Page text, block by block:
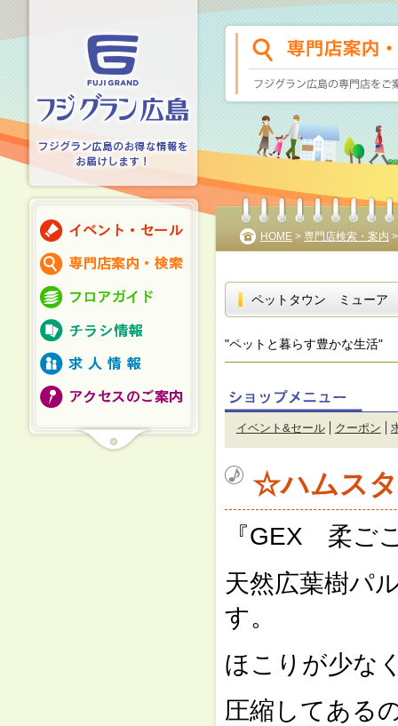
HOME > 専門店検索・案内
ペットタウン ミューア
"ペットと暮らす豊かな生活"
イベント&セール クーポン
☆ハムス
『GEX 柔ご
天然広葉樹パ
す。
ほこりが少な
圧縮してある